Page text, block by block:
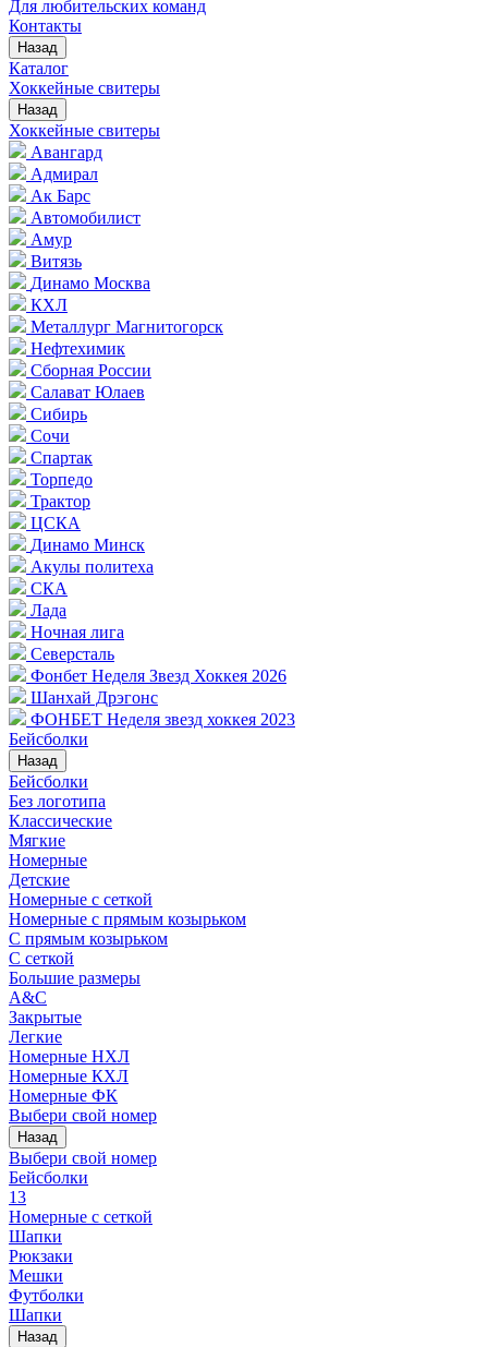
Для любительских команд
Контакты
Назад
Каталог
Хоккейные свитеры
Назад
Хоккейные свитеры
Авангард
Адмирал
Ак Барс
Автомобилист
Амур
Витязь
Динамо Москва
КХЛ
Металлург Магнитогорск
Нефтехимик
Сборная России
Салават Юлаев
Сибирь
Сочи
Спартак
Торпедо
Трактор
ЦСКА
Динамо Минск
Акулы политеха
СКА
Лада
Ночная лига
Северсталь
Фонбет Неделя Звезд Хоккея 2026
Шанхай Дрэгонс
ФОНБЕТ Неделя звезд хоккея 2023
Бейсболки
Назад
Бейсболки
Без логотипа
Классические
Мягкие
Номерные
Детские
Номерные с сеткой
Номерные с прямым козырьком
С прямым козырьком
С сеткой
Большие размеры
A&C
Закрытые
Легкие
Номерные НХЛ
Номерные КХЛ
Номерные ФК
Выбери свой номер
Назад
Выбери свой номер
Бейсболки
13
Номерные с сеткой
Шапки
Рюкзаки
Мешки
Футболки
Шапки
Назад